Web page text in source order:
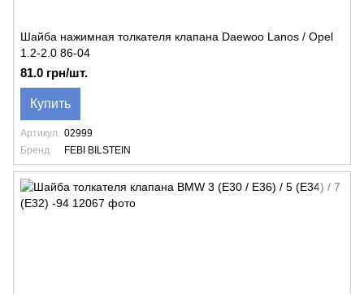
Шайба нажимная толкателя клапана Daewoo Lanos / Opel
1.2-2.0 86-04
81.0 грн/шт.
Купить
Артикул
02999
Бренд
FEBI BILSTEIN